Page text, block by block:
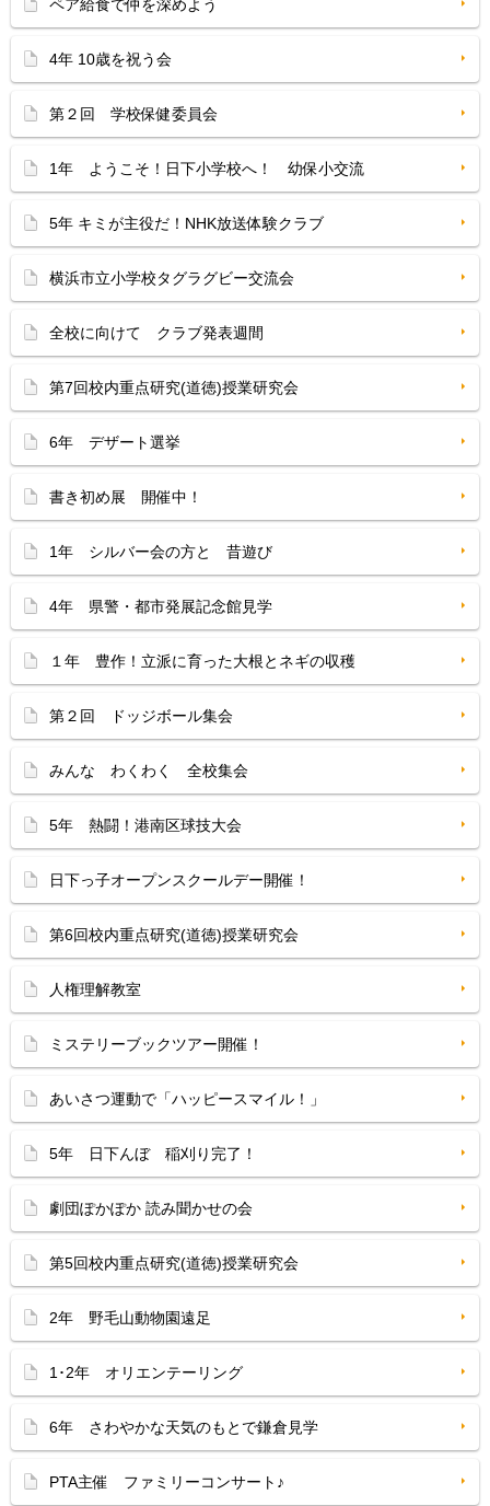
ペア給食で仲を深めよう
4年 10歳を祝う会
第２回 学校保健委員会
1年 ようこそ！日下小学校へ！ 幼保小交流
5年 キミが主役だ！NHK放送体験クラブ
横浜市立小学校タグラグビー交流会
全校に向けて クラブ発表週間
第7回校内重点研究(道徳)授業研究会
6年 デザート選挙
書き初め展 開催中！
1年 シルバー会の方と 昔遊び
4年 県警・都市発展記念館見学
１年 豊作！立派に育った大根とネギの収穫
第２回 ドッジボール集会
みんな わくわく 全校集会
5年 熱闘！港南区球技大会
日下っ子オープンスクールデー開催！
第6回校内重点研究(道徳)授業研究会
人権理解教室
ミステリーブックツアー開催！
あいさつ運動で「ハッピースマイル！」
5年 日下んぼ 稲刈り完了！
劇団ぽかぽか 読み聞かせの会
第5回校内重点研究(道徳)授業研究会
2年 野毛山動物園遠足
1･2年 オリエンテーリング
6年 さわやかな天気のもとで鎌倉見学
PTA主催 ファミリーコンサート♪